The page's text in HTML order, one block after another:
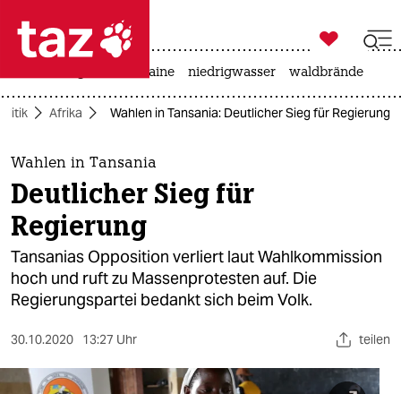
 taz zahl ich
taz zahl ich
themen
politik
öko
gesellschaft
sport

taz zahl ich
krieg in der ukraine niedrigwasser waldbrände
Afrika Wahlen in Tansania: Deutlicher Sieg für Regierung
Wahlen in Tansania
Deutlicher Sieg für
Regierung
Tansanias Opposition verliert laut Wahlkommission
hoch und ruft zu Massenprotesten auf. Die
Regierungspartei bedankt sich beim Volk.
30.10.2020 13:27 Uhr teilen